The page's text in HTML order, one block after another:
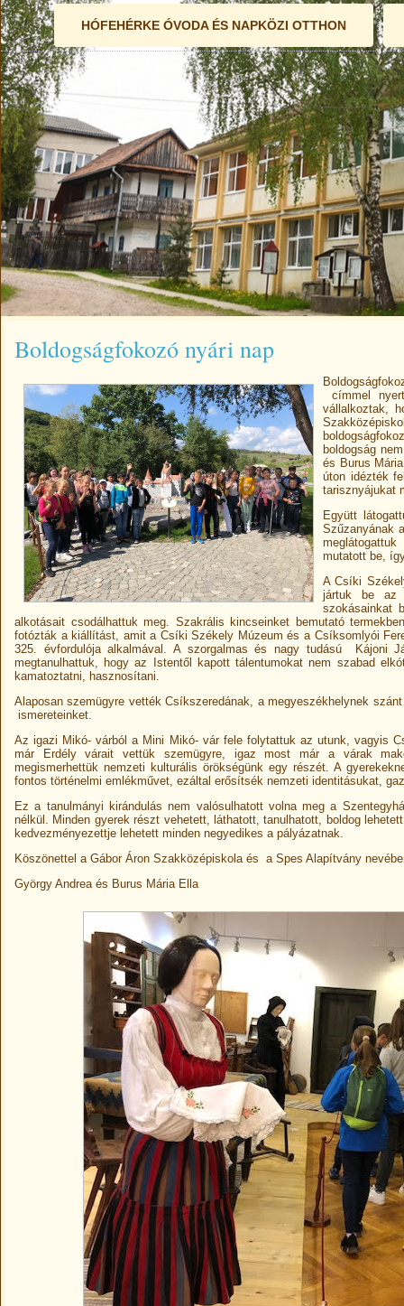
HÓFEHÉRKE ÓVODA ÉS NAPKÖZI OTTHON
Boldogságfokozó nyári nap
címmel
vállalkoztak,
boldogság
és Burus
úton idézték
tarisznyájukat
Együtt
Szűzanyának
mutatott be,
A Csíki
jártuk be az
szokásainkat
alkotásait csodálhattuk meg. Szakrális kincseinket bemutató
fotózták a kiállítást, amit a Csíki Székely Múzeum és a Csíksomlyói
325. évfordulója alkalmával. A szorgalmas és nagy tudású Kájoni
megtanulhattuk, hogy az Istentől kapott tálentumokat nem szabad
kamatoztatni, hasznosítani.
Alaposan szemügyre vették Csíkszeredának, a megyeszékhelynek
ismereteinket.
Az igazi Mikó- várból a Mini Mikó- vár fele folytattuk az utunk, vagyis
már Erdély várait vettük szemügyre, igaz most már a várak
megismerhettük nemzeti kulturális örökségünk egy részét. A
fontos történelmi emlékművet, ezáltal erősítsék nemzeti identitásukat,
Ez a tanulmányi kirándulás nem valósulhatott volna meg a
nélkül. Minden gyerek részt vehetett, láthatott, tanulhatott, boldog
kedvezményezettje lehetett minden negyedikes a pályázatnak.
Köszönettel a Gábor Áron Szakközépiskola és a Spes Alapítvány
György Andrea és Burus Mária Ella